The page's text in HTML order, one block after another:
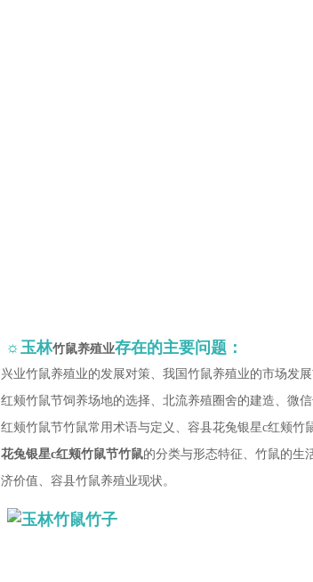
☼玉林竹鼠养殖业存在的主要问题：
兴业竹鼠养殖业的发展对策、我国竹鼠养殖业的市场发
红颊竹鼠节饲养场地的选择、北流养殖圈舍的建造、微
红颊竹鼠节竹鼠常用术语与定义、容县花兔银星c红颊竹
花兔银星c红颊竹鼠节竹鼠的分类与形态特征、竹鼠的生
济价值、容县竹鼠养殖业现状。